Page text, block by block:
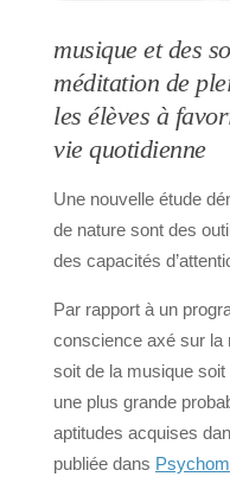
musique et des
méditation de
les élèves à
vie quotidienne
Une nouvelle étude
de nature sont des
des capacités
Par rapport à un
conscience axé sur la
soit de la musique
une plus grande
aptitudes acquises
publiée dans